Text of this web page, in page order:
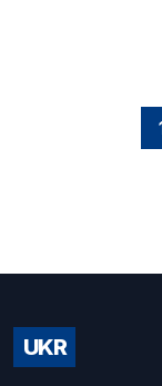
UKR